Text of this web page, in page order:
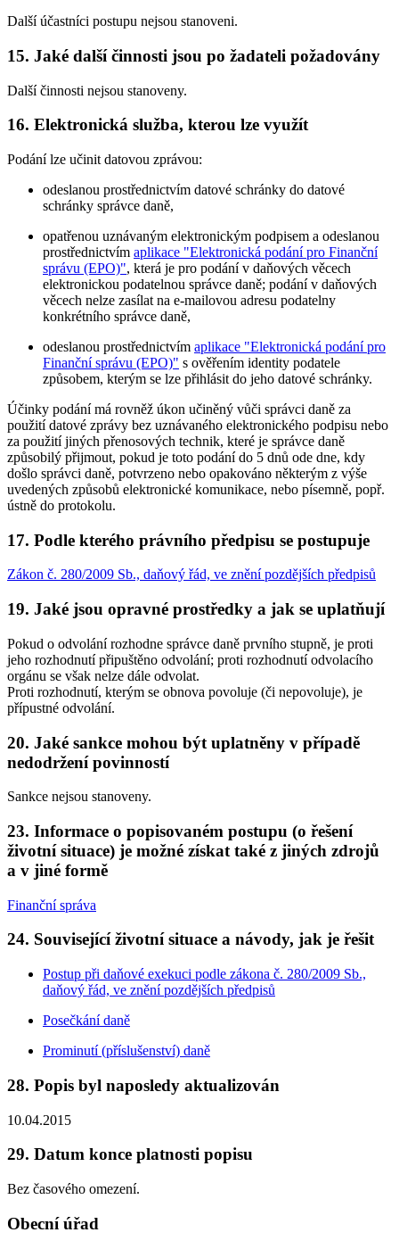
Další účastníci postupu nejsou stanoveni.
15. Jaké další činnosti jsou po žadateli požadovány
Další činnosti nejsou stanoveny.
16. Elektronická služba, kterou lze využít
Podání lze učinit datovou zprávou:
odeslanou prostřednictvím datové schránky do datové
schránky správce daně,
opatřenou uznávaným elektronickým podpisem a odeslanou
prostřednictvím aplikace "Elektronická podání pro Finanční
správu (EPO)", která je pro podání v daňových věcech
elektronickou podatelnou správce daně; podání v daňových
věcech nelze zasílat na e-mailovou adresu podatelny
konkrétního správce daně,
odeslanou prostřednictvím aplikace "Elektronická podání pro
Finanční správu (EPO)" s ověřením identity podatele
způsobem, kterým se lze přihlásit do jeho datové schránky.
Účinky podání má rovněž úkon učiněný vůči správci daně za
použití datové zprávy bez uznávaného elektronického podpisu nebo
za použití jiných přenosových technik, které je správce daně
způsobilý přijmout, pokud je toto podání do 5 dnů ode dne, kdy
došlo správci daně, potvrzeno nebo opakováno některým z výše
uvedených způsobů elektronické komunikace, nebo písemně, popř.
ústně do protokolu.
17. Podle kterého právního předpisu se postupuje
Zákon č. 280/2009 Sb., daňový řád, ve znění pozdějších předpisů
19. Jaké jsou opravné prostředky a jak se uplatňují
Pokud o odvolání rozhodne správce daně prvního stupně, je proti
jeho rozhodnutí připuštěno odvolání; proti rozhodnutí odvolacího
orgánu se však nelze dále odvolat.
Proti rozhodnutí, kterým se obnova povoluje (či nepovoluje), je
přípustné odvolání.
20. Jaké sankce mohou být uplatněny v případě
nedodržení povinností
Sankce nejsou stanoveny.
23. Informace o popisovaném postupu (o řešení
životní situace) je možné získat také z jiných zdrojů
a v jiné formě
Finanční správa
24. Související životní situace a návody, jak je řešit
Postup při daňové exekuci podle zákona č. 280/2009 Sb.,
daňový řád, ve znění pozdějších předpisů
Posečkání daně
Prominutí (příslušenství) daně
28. Popis byl naposledy aktualizován
10.04.2015
29. Datum konce platnosti popisu
Bez časového omezení.
Obecní úřad